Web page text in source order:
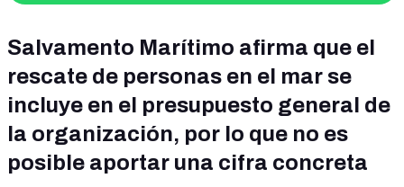
vendiendo lotería o lo que viene desde Europa, de los
pues es lo mío, hay que acogerlo. Entonces viene una
pequeña partida, pero el setenta por ciento de la nómina de
una ONG es un nuevo tipo de empleado público. Porque de
cada cien euros que cobra, setenta salen del Estado. Por lo
tanto, nos los quitan de los impuestos. Entonces, ¿qué
pasa? Esta gente ya no está desempleada. Pero es que
Salvamento Marítimo afirma que el
rescate de personas en el mar se
incluye en el presupuesto general de
la organización, por lo que no es
posible aportar una cifra concreta